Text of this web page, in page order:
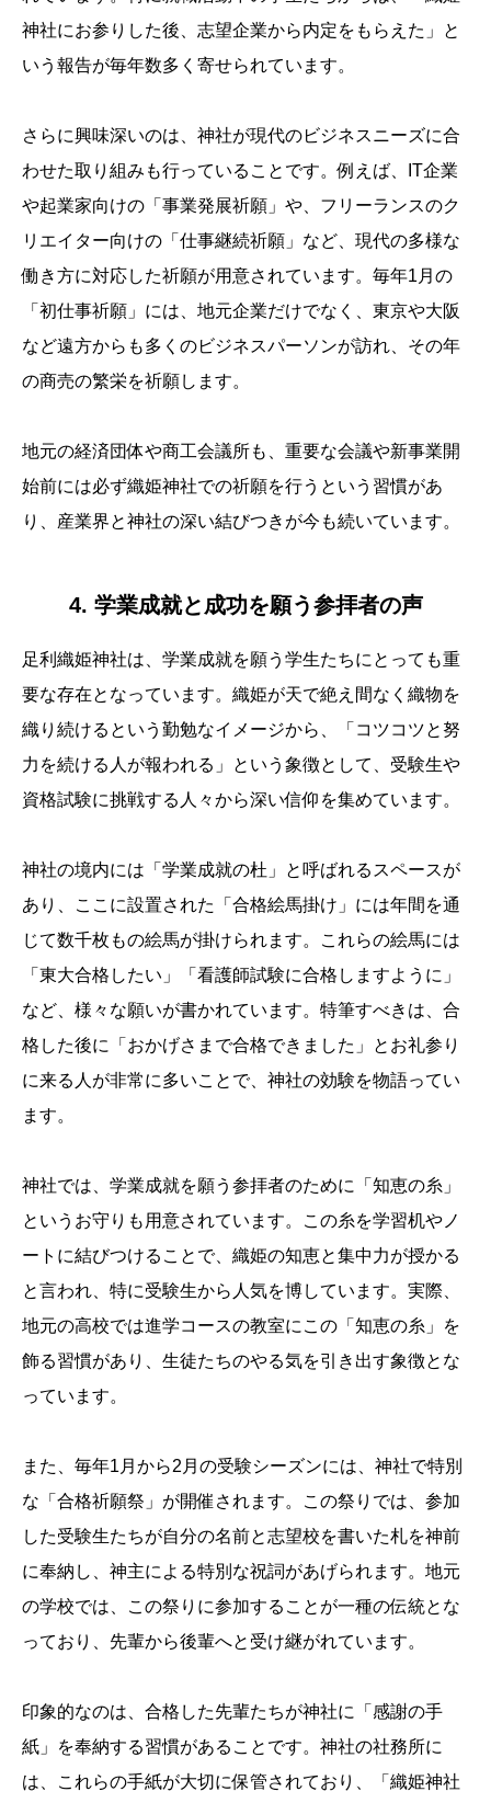
神社にお参りした後、志望企業から内定をもらえた」と
いう報告が毎年数多く寄せられています。
さらに興味深いのは、神社が現代のビジネスニーズに合
わせた取り組みも行っていることです。例えば、IT企業
や起業家向けの「事業発展祈願」や、フリーランスのク
リエイター向けの「仕事継続祈願」など、現代の多様な
働き方に対応した祈願が用意されています。毎年1月の
「初仕事祈願」には、地元企業だけでなく、東京や大阪
など遠方からも多くのビジネスパーソンが訪れ、その年
の商売の繁栄を祈願します。
地元の経済団体や商工会議所も、重要な会議や新事業開
始前には必ず織姫神社での祈願を行うという習慣があ
り、産業界と神社の深い結びつきが今も続いています。
4. 学業成就と成功を願う参拝者の声
足利織姫神社は、学業成就を願う学生たちにとっても重
要な存在となっています。織姫が天で絶え間なく織物を
織り続けるという勤勉なイメージから、「コツコツと努
力を続ける人が報われる」という象徴として、受験生や
資格試験に挑戦する人々から深い信仰を集めています。
神社の境内には「学業成就の杜」と呼ばれるスペースが
あり、ここに設置された「合格絵馬掛け」には年間を通
じて数千枚もの絵馬が掛けられます。これらの絵馬には
「東大合格したい」「看護師試験に合格しますように」
など、様々な願いが書かれています。特筆すべきは、合
格した後に「おかげさまで合格できました」とお礼参り
に来る人が非常に多いことで、神社の効験を物語ってい
ます。
神社では、学業成就を願う参拝者のために「知恵の糸」
というお守りも用意されています。この糸を学習机やノ
ートに結びつけることで、織姫の知恵と集中力が授かる
と言われ、特に受験生から人気を博しています。実際、
地元の高校では進学コースの教室にこの「知恵の糸」を
飾る習慣があり、生徒たちのやる気を引き出す象徴とな
っています。
また、毎年1月から2月の受験シーズンには、神社で特別
な「合格祈願祭」が開催されます。この祭りでは、参加
した受験生たちが自分の名前と志望校を書いた札を神前
に奉納し、神主による特別な祝詞があげられます。地元
の学校では、この祭りに参加することが一種の伝統とな
っており、先輩から後輩へと受け継がれています。
印象的なのは、合格した先輩たちが神社に「感謝の手
紙」を奉納する習慣があることです。神社の社務所に
は、これらの手紙が大切に保管されており、「織姫神社